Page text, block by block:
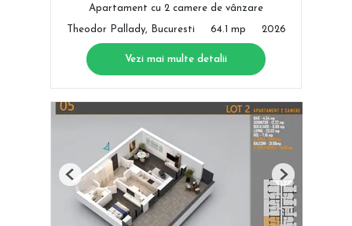
Apartament cu 2 camere de vânzare
Theodor Pallady, Bucuresti 64.1 mp 2026
Vezi mai multe detalii
Previous Next